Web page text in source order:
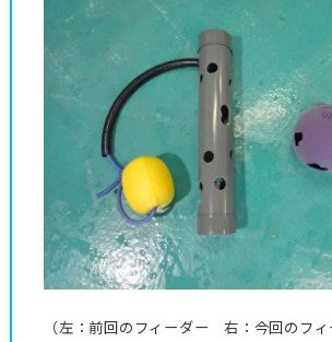
（左：前回のフィーダー 右：今回のフィ